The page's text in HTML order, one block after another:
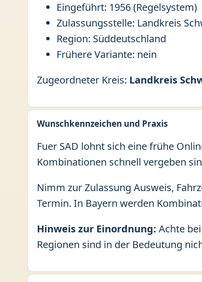
Eingeführt: 1956 (Regelsystem)
Zulassungsstelle: Landkreis
Region: Süddeutschland
Frühere Variante: nein
Zugeordneter Kreis: Landkreis
Wunschkennzeichen und Praxis
Fuer SAD lohnt sich eine frühe
Kombinationen schnell vergeben
Nimm zur Zulassung Ausweis,
Termin. In Bayern werden
Hinweis zur Einordnung: Achte
Regionen sind in der Bedeutung